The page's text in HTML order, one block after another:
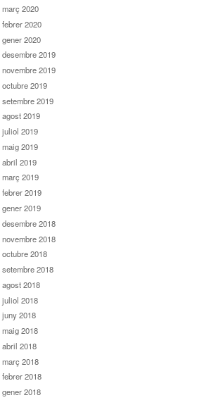
març 2020
febrer 2020
gener 2020
desembre 2019
novembre 2019
octubre 2019
setembre 2019
agost 2019
juliol 2019
maig 2019
abril 2019
març 2019
febrer 2019
gener 2019
desembre 2018
novembre 2018
octubre 2018
setembre 2018
agost 2018
juliol 2018
juny 2018
maig 2018
abril 2018
març 2018
febrer 2018
gener 2018